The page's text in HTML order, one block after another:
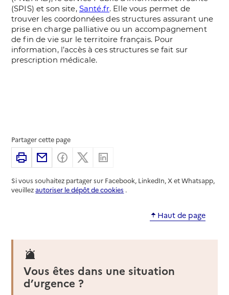
Partager cette page
ImprimerPartager par email
Partager sur Facebook
Partager sur X
Si vous souhaitez partager sur Facebook, LinkedIn, X et Whatsapp,
veuillezautoriser le dépôt de cookies .
Haut de page
Vous êtes dans une situation
d’urgence ?